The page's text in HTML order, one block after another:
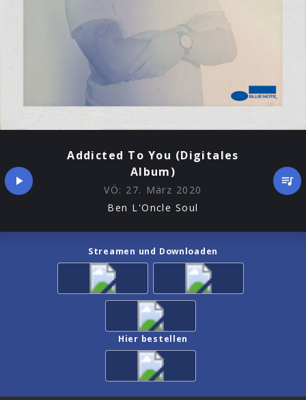
Addicted To You (Digitales
Album)
VÖ: 27. März 2020
Ben L'Oncle Soul
Streamen und Downloaden
Hier bestellen